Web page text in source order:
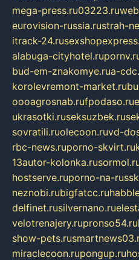
mega-press.ru03223.ru
eurovision-russia.rustrah-
itrack-24.ru
alabuga-cityhotel.ru
bud-em-znakomye.rua-
korolevremont-market.ru
oooagrosnab.rufpodaso.ru
ukrasotki.ruseksuzbek.ru
sovratili.ruolecoon.ruvd-
rbc-news.ruporno-skvirt.ru
13autor-kolonka.ru
hostserve.ruporno-na-
neznobi.rubigfatcc.ru
delfinet.rusilvernano.ru
velotrenajery.rupronso54.ru
show-pets.ru
miraclecoon.rupongup.ru